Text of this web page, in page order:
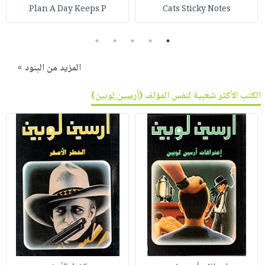
Cats Sticky Notes
Plan A Day Keeps P
1
2
3
4
5
المزيد من البنود »
الكتب الأكثر شعبية لنفس المؤلف (أرسين لوبين)